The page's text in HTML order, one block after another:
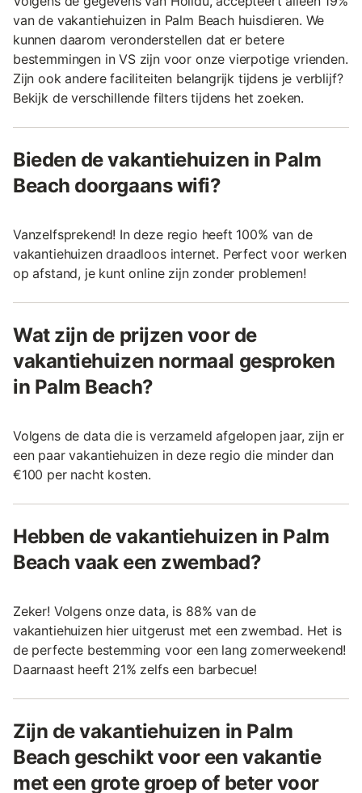
van de vakantiehuizen in Palm Beach huisdieren. We
kunnen daarom veronderstellen dat er betere
bestemmingen in VS zijn voor onze vierpotige vrienden.
Zijn ook andere faciliteiten belangrijk tijdens je verblijf?
Bekijk de verschillende filters tijdens het zoeken.
Bieden de vakantiehuizen in Palm
Beach doorgaans wifi?
Vanzelfsprekend! In deze regio heeft 100% van de
vakantiehuizen draadloos internet. Perfect voor werken
op afstand, je kunt online zijn zonder problemen!
Wat zijn de prijzen voor de
vakantiehuizen normaal gesproken
in Palm Beach?
Volgens de data die is verzameld afgelopen jaar, zijn er
een paar vakantiehuizen in deze regio die minder dan
€100 per nacht kosten.
Hebben de vakantiehuizen in Palm
Beach vaak een zwembad?
Zeker! Volgens onze data, is 88% van de
vakantiehuizen hier uitgerust met een zwembad. Het is
de perfecte bestemming voor een lang zomerweekend!
Daarnaast heeft 21% zelfs een barbecue!
Zijn de vakantiehuizen in Palm
Beach geschikt voor een vakantie
met een grote groep of beter voor